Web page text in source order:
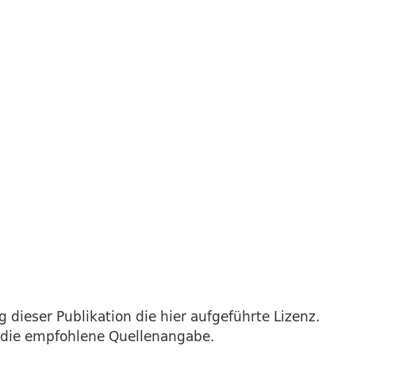
Publikation die hier aufgeführte Lizenz.
empfohlene Quellenangabe.